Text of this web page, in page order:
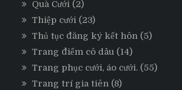
Quà Cưới (2)
Thiệp cưới (23)
Thủ tục đăng ký kết hôn (5)
Trang điểm cô dâu (14)
Trang phục cưới, áo cưới. (55)
Trang trí gia tiên (8)